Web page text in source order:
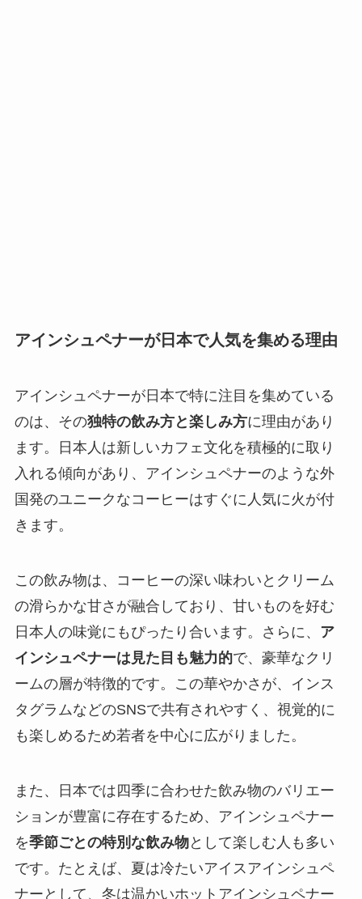
アインシュペナーが日本で人気を集める理由
アインシュペナーが日本で特に注目を集めている
のは、その独特の飲み方と楽しみ方に理由があり
ます。日本人は新しいカフェ文化を積極的に取り
入れる傾向があり、アインシュペナーのような外
国発のユニークなコーヒーはすぐに人気に火が付
きます。
この飲み物は、コーヒーの深い味わいとクリーム
の滑らかな甘さが融合しており、甘いものを好む
日本人の味覚にもぴったり合います。さらに、 ア
インシュペナーは見た目も魅力的で、豪華なクリ
ームの層が特徴的です。この華やかさが、インス
タグラムなどのSNSで共有されやすく、視覚的に
も楽しめるため若者を中心に広がりました。
また、日本では四季に合わせた飲み物のバリエー
ションが豊富に存在するため、アインシュペナー
を季節ごとの特別な飲み物として楽しむ人も多い
です。たとえば、夏は冷たいアイスアインシュペ
ナーとして、冬は温かいホットアインシュペナー